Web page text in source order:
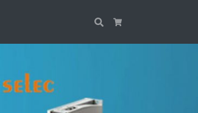
Search